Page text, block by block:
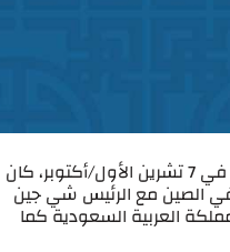
في أيلول/سبتمبر 2023، قبل أسابيع فقط من الهجوم الإرهابي المدمر الذي شنته حماس في 7 تشرين الأول/أكتوبر، كان
في الصين مع الرئيس شي جين
العربية السعودية كما